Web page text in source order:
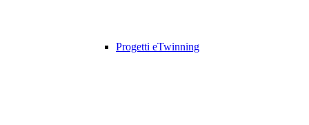
Progetti eTwinning